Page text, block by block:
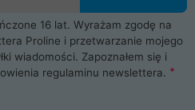
16 lat. Wyrażam zgodę na
Proline i przetwarzanie mojego
wiadomości. Zapoznałem się i
regulaminu newslettera.